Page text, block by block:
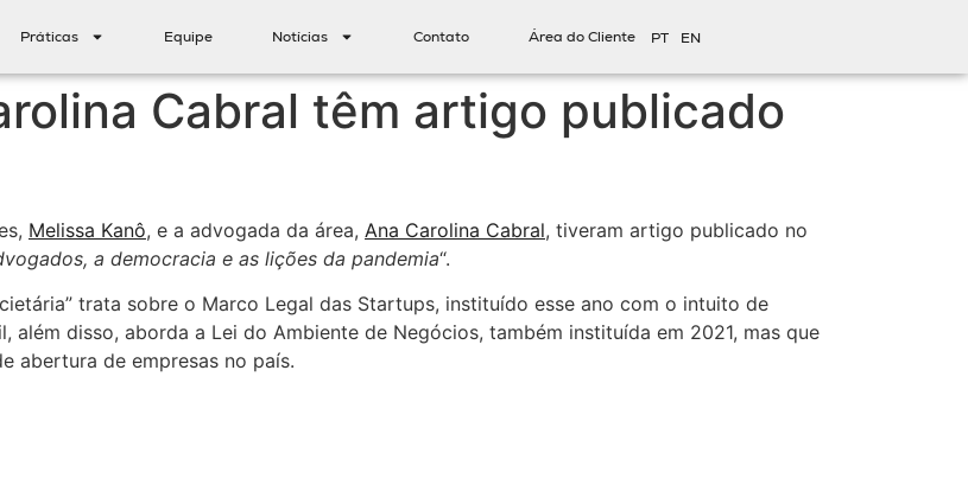
Práticas Equipe Notícias Contato Área do Cliente PT EN
Cabral têm artigo publicado
Melissa Kanô, e a advogada da área, Ana Carolina Cabral, tiveram artigo publicado no
a democracia e as lições da pandemia“.
trata sobre o Marco Legal das Startups, instituído esse ano com o intuito de
disso, aborda a Lei do Ambiente de Negócios, também instituída em 2021, mas que
abertura de empresas no país.